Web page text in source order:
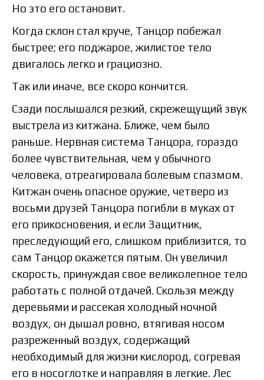
Но это его остановит.
Когда склон стал круче, Танцор побежал
быстрее; его поджарое, жилистое тело
двигалось легко и грациозно.
Так или иначе, все скоро кончится.
Сзади послышался резкий, скрежещущий звук
выстрела из китжана. Ближе, чем было
раньше. Нервная система Танцора, гораздо
более чувствительная, чем у обычного
человека, отреагировала болевым спазмом.
Китжан очень опасное оружие, четверо из
восьми друзей Танцора погибли в муках от
его прикосновения, и если Защитник,
преследующий его, слишком приблизится, то
сам Танцор окажется пятым. Он увеличил
скорость, принуждая свое великолепное тело
работать с полной отдачей. Скользя между
деревьями и рассекая холодный ночной
воздух, он дышал ровно, втягивая носом
разреженный воздух, содержащий
необходимый для жизни кислород, согревая
его в носоглотке и направляя в легкие. Лес